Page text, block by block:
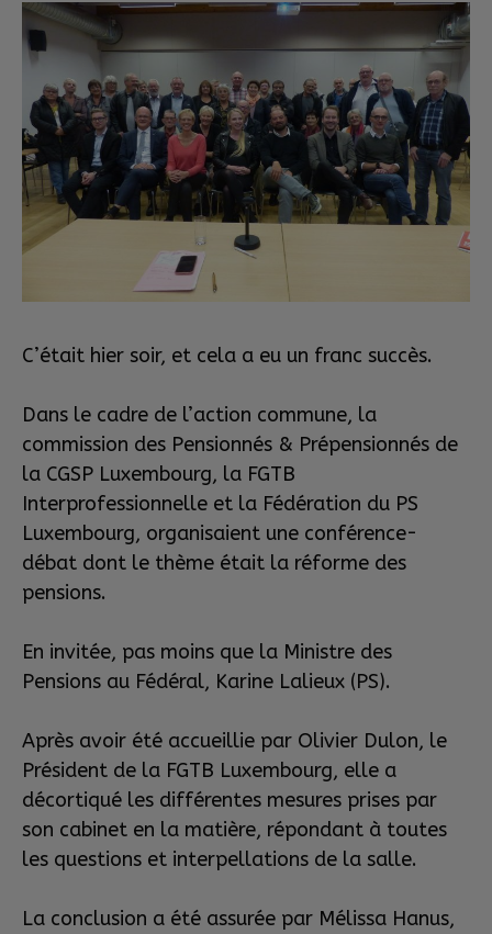
C’était hier soir, et cela a eu un franc succès.
Dans le cadre de l’action commune, la
commission des Pensionnés & Prépensionnés de
la CGSP Luxembourg, la FGTB
Interprofessionnelle et la Fédération du PS
Luxembourg, organisaient une conférence-
débat dont le thème était la réforme des
pensions.
En invitée, pas moins que la Ministre des
Pensions au Fédéral, Karine Lalieux (PS).
Après avoir été accueillie par Olivier Dulon, le
Président de la FGTB Luxembourg, elle a
décortiqué les différentes mesures prises par
son cabinet en la matière, répondant à toutes
les questions et interpellations de la salle.
La conclusion a été assurée par Mélissa Hanus,